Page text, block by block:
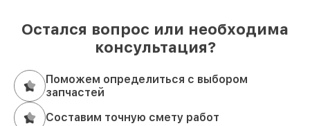
Остался вопрос или необходима
консультация?
Поможем определиться с выбором
запчастей
Составим точную смету работ